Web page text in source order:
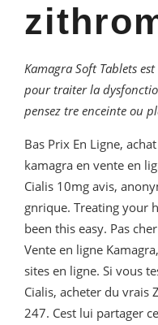
Kamagra Soft Tablets est
pourtraiter la
pensez tre enceinte ou
Bas Prix En Ligne,
kamagra en vente en
Cialis 10mg avis,
gnrique. Treating your
been this easy. Pas
Vente en ligne
sites en ligne. Si vous
Cialis, acheter du vrais
247. Cest lui partager